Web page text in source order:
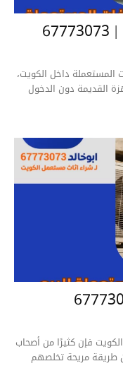
المستعملة داخل الكويت،
القديمة دون الدخول
فإن كثيرًا من أصحاب